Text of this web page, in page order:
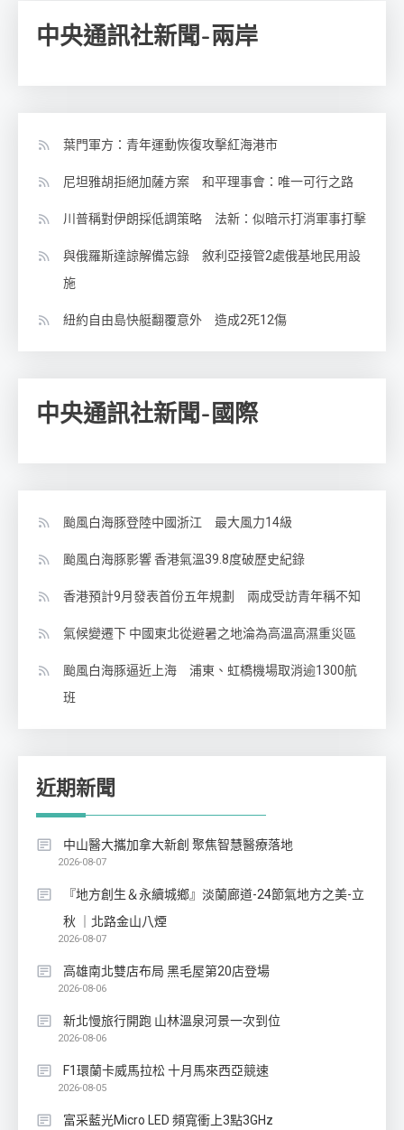
中央通訊社新聞-兩岸
葉門軍方：青年運動恢復攻擊紅海港市
尼坦雅胡拒絕加薩方案 和平理事會：唯一可行之路
川普稱對伊朗採低調策略 法新：似暗示打消軍事打擊
與俄羅斯達諒解備忘錄 敘利亞接管2處俄基地民用設
施
紐約自由島快艇翻覆意外 造成2死12傷
中央通訊社新聞-國際
颱風白海豚登陸中國浙江 最大風力14級
颱風白海豚影響 香港氣溫39.8度破歷史紀錄
香港預計9月發表首份五年規劃 兩成受訪青年稱不知
氣候變遷下 中國東北從避暑之地淪為高溫高濕重災區
颱風白海豚逼近上海 浦東、虹橋機場取消逾1300航
班
近期新聞
中山醫大攜加拿大新創 聚焦智慧醫療落地
2026-08-07
『地方創生＆永續城鄉』淡蘭廊道-24節氣地方之美-立
秋 ｜北路金山八煙
2026-08-07
高雄南北雙店布局 黑毛屋第20店登場
2026-08-06
新北慢旅行開跑 山林溫泉河景一次到位
2026-08-06
F1環蘭卡威馬拉松 十月馬來西亞競速
2026-08-05
富采藍光Micro LED 頻寬衝上3點3GHz